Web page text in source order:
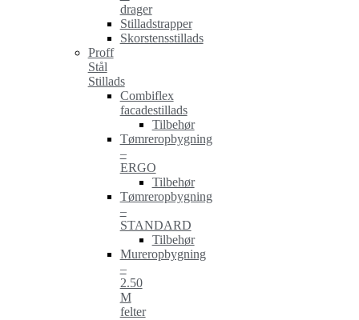
drager
Stilladstrapper
Skorstensstillads
Proff
Stål
Stillads
Combiflex
facadestillads
Tilbehør
Tømreropbygning
–
ERGO
Tilbehør
Tømreropbygning
–
STANDARD
Tilbehør
Mureropbygning
–
2.50
M
felter